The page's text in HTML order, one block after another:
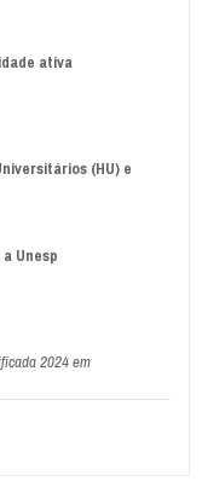
ativa
(HU) e
Unesp
2024 em